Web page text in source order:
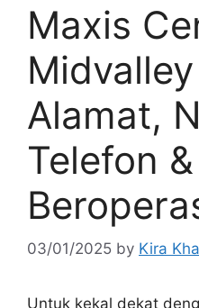
Maxis
Alamat,
Telefon
03/01/2025 by Kira
Untuk kekal dekat